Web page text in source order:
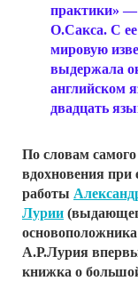
практики» —
О.Сакса. С
мировую
выдержала
английском
двадцать
По словам
вдохновения при
работы
Лурии
А.Р.Лурия
книжка о